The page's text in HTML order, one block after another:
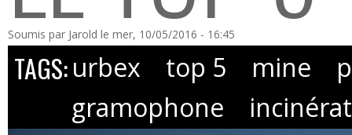
Soumis par Jarold le mer, 10/05/2016 - 16:45
TAGS:urbex top 5 mine
gramophone